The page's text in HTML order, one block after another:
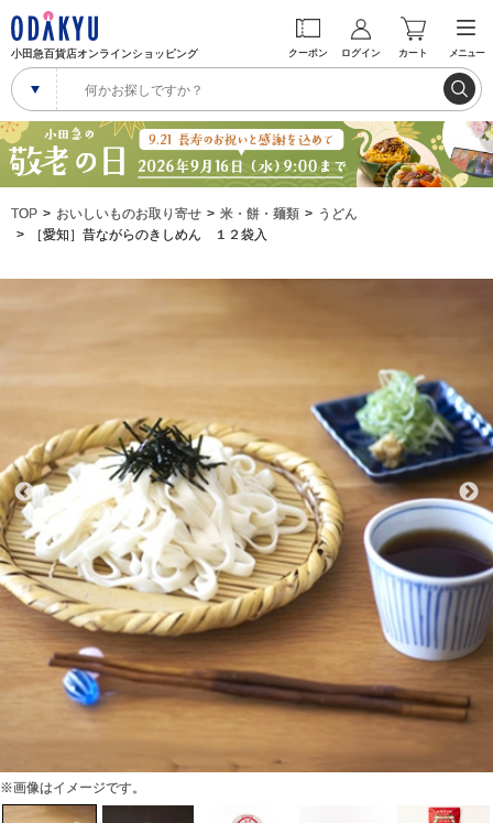
小田急百貨店オンラインショッピング クーポン ログイン カート メニュー
TOP おいしいものお取り寄せ 米・餅・麺類
うどん
［愛知］昔ながらのきしめん １２袋入
※画像はイメージです。